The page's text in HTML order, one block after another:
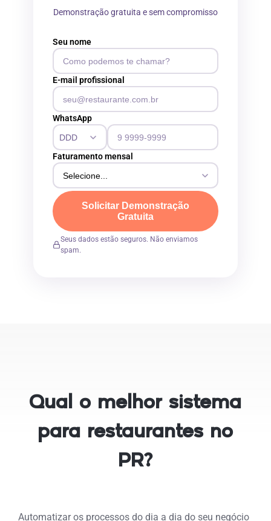
Demonstração gratuita e sem compromisso
Seu nome
E-mail profissional
WhatsApp
Faturamento mensal
Solicitar Demonstração
Gratuita
Seus dados estão seguros. Não enviamos
spam.
Qual o melhor sistema
para restaurantes no
PR?
Automatizar os processos do dia a dia do seu negócio